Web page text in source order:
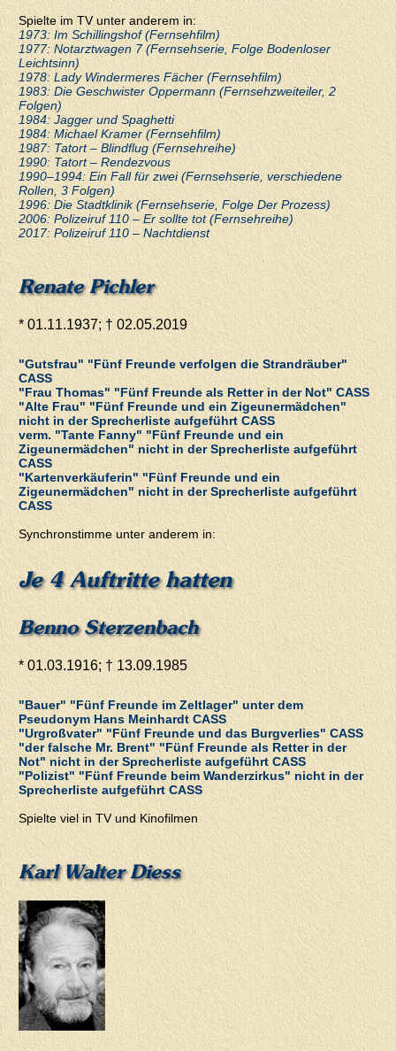
Spielte im TV unter anderem in:
1973: Im Schillingshof (Fernsehfilm)
1977: Notarztwagen 7 (Fernsehserie, Folge Bodenloser
Leichtsinn)
1978: Lady Windermeres Fächer (Fernsehfilm)
1983: Die Geschwister Oppermann (Fernsehzweiteiler, 2
Folgen)
1984: Jagger und Spaghetti
1984: Michael Kramer (Fernsehfilm)
1987: Tatort – Blindflug (Fernsehreihe)
1990: Tatort – Rendezvous
1990–1994: Ein Fall für zwei (Fernsehserie, verschiedene
Rollen, 3 Folgen)
1996: Die Stadtklinik (Fernsehserie, Folge Der Prozess)
2006: Polizeiruf 110 – Er sollte tot (Fernsehreihe)
2017: Polizeiruf 110 – Nachtdienst
Renate Pichler
* 01.11.1937; † 02.05.2019
"Gutsfrau" "Fünf Freunde verfolgen die Strandräuber"
CASS
"Frau Thomas" "Fünf Freunde als Retter in der Not" CASS
"Alte Frau" "Fünf Freunde und ein Zigeunermädchen"
nicht in der Sprecherliste aufgeführt CASS
verm. "Tante Fanny" "Fünf Freunde und ein
Zigeunermädchen" nicht in der Sprecherliste aufgeführt
CASS
"Kartenverkäuferin" "Fünf Freunde und ein
Zigeunermädchen" nicht in der Sprecherliste aufgeführt
CASS
Synchronstimme unter anderem in:
Je 4 Auftritte hatten
Benno Sterzenbach
* 01.03.1916; † 13.09.1985
"Bauer" "Fünf Freunde im Zeltlager" unter dem
Pseudonym Hans Meinhardt CASS
"Urgroßvater" "Fünf Freunde und das Burgverlies" CASS
"der falsche Mr. Brent" "Fünf Freunde als Retter in der
Not" nicht in der Sprecherliste aufgeführt CASS
"Polizist" "Fünf Freunde beim Wanderzirkus" nicht in der
Sprecherliste aufgeführt CASS
Spielte viel in TV und Kinofilmen
Karl Walter Diess